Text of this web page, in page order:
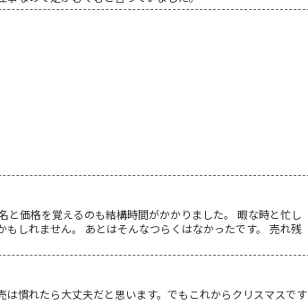
価格を覚えるのも結構時間がかかりました。 暇な時と忙し
しれません。 あとはそんなつらくはなかったです。 売れ残
慣れたら大丈夫だと思います。でもこれからクリスマスです